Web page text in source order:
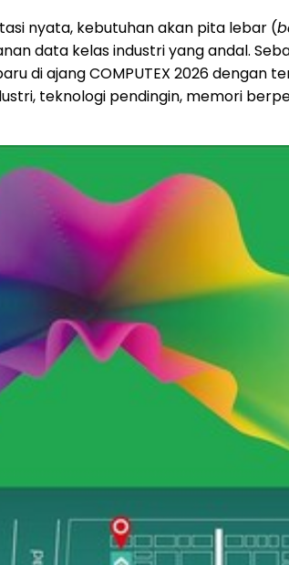
nyata, kebutuhan akan pita lebar (
data kelas industri yang andal.
di ajang COMPUTEX 2026 dengan
teknologi pendingin, memori